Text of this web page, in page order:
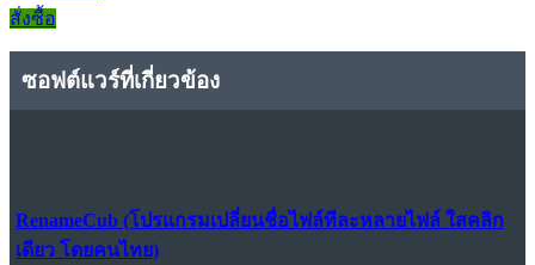
สั่งซื้อ
ซอฟต์แวร์ที่เกี่ยวข้อง
RenameCub (โปรแกรมเปลี่ยนชื่อไฟล์ทีละหลายไฟล์ ใสคลิก
เดียว โดยคนไทย)